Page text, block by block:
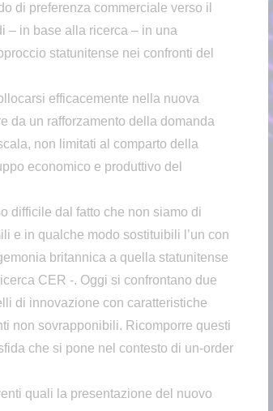
di preferenza commerciale verso il
– in base alla ricerca – in una
statunitense nei confronti del
efficacemente nella nuova
da un rafforzamento della domanda
non limitati al comparto della
economico e produttivo del
difficile dal fatto che non siamo di
e in qualche modo sostituibili l’un con
britannica a quella statunitense
CER -. Oggi si confrontano due
di innovazione con caratteristiche
non sovrapponibili. Ricomporre questi
che si pone nel contesto di un-order
quali la presentazione del nuovo